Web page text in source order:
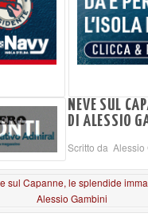
NEVE SUL
DI ALESSIO
Scritto da Alessio